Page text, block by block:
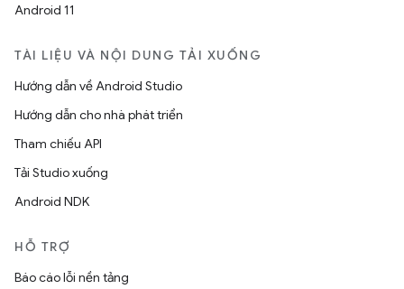
Android 11
TÀI LIỆU VÀ NỘI DUNG TẢI XUỐNG
Hướng dẫn về Android Studio
Hướng dẫn cho nhà phát triển
Tham chiếu API
Tải Studio xuống
Android NDK
HỖ TRỢ
Báo cáo lỗi nền tảng